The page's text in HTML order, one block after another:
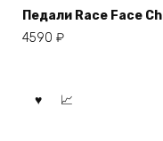
Педали Race Face
4590 ₽